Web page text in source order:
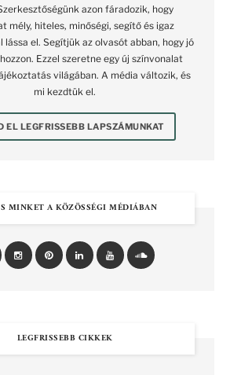
azon fáradozik, hogy
mély, hiteles, minőségi, segítő és igaz
el. Segítjük az olvasót abban, hogy jó
Ezzel szeretne egy új színvonalat
világában. A média változik, és
mi kezdtük el.
EL LEGFRISSEBB LAPSZÁMUNKAT
MINKET A KÖZÖSSÉGI MÉDIÁBAN
LEGFRISSEBB CIKKEK